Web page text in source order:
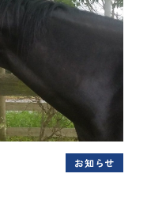
お知らせ